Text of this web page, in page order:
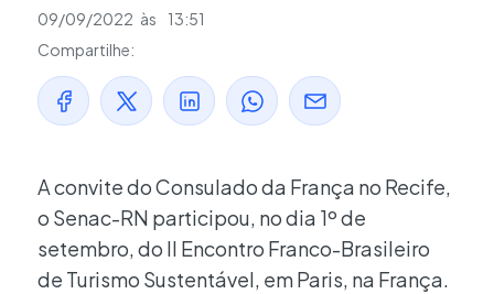
09/09/2022 às
13:51
Compartilhe:
A convite do Consulado da França no Recife,
o Senac-RN participou, no dia 1º de
setembro, do II Encontro Franco-Brasileiro
de Turismo Sustentável, em Paris, na França.